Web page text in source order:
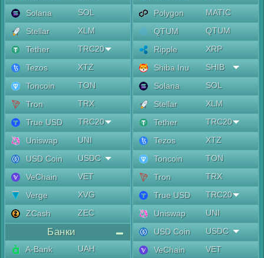
Solana
SOL
Stellar
XLM
Tether
TRC20
Tezos
XTZ
Toncoin
TON
Tron
TRX
True USD
TRC20
Uniswap
UNI
USD Coin
USDC
VeChain
VET
Verge
XVG
ZCash
ZEC
Банки
A-Bank
UAH
Polygon
MATIC
QTUM
QTUM
Ripple
XRP
Shiba Inu
SHIB
Solana
SOL
Stellar
XLM
Tether
TRC20
Tezos
XTZ
Toncoin
TON
Tron
TRX
True USD
TRC20
Uniswap
UNI
USD Coin
USDC
VeChain
VET